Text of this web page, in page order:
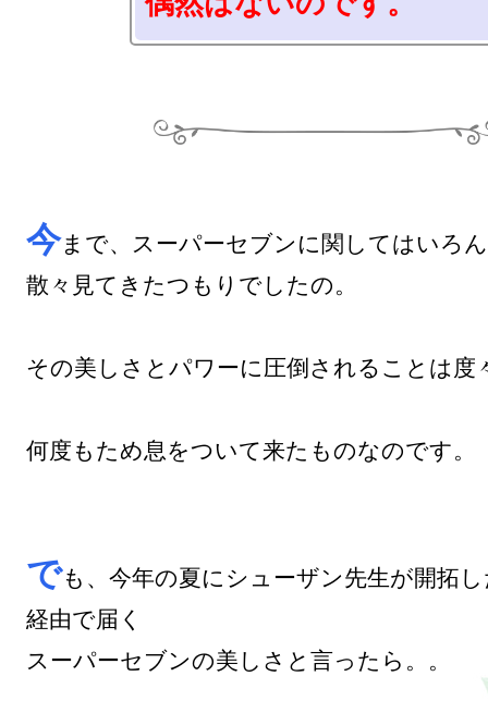
今まで、スーパーセブンに関してはいろ
散々見てきたつもりでしたの。
その美しさとパワーに圧倒されることは度
何度もため息をついて来たものなのです。
でも、今年の夏にシューザン先生が開拓
経由で届く
スーパーセブンの美しさと言ったら。。